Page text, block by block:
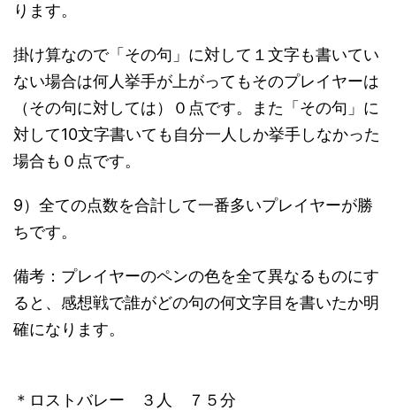
ります。
掛け算なので「その句」に対して１文字も書いてい
ない場合は何人挙手が上がってもそのプレイヤーは
（その句に対しては）０点です。また「その句」に
対して10文字書いても自分一人しか挙手しなかった
場合も０点です。
9）全ての点数を合計して一番多いプレイヤーが勝
ちです。
備考：プレイヤーのペンの色を全て異なるものにす
ると、感想戦で誰がどの句の何文字目を書いたか明
確になります。
＊ロストバレー ３人 ７５分